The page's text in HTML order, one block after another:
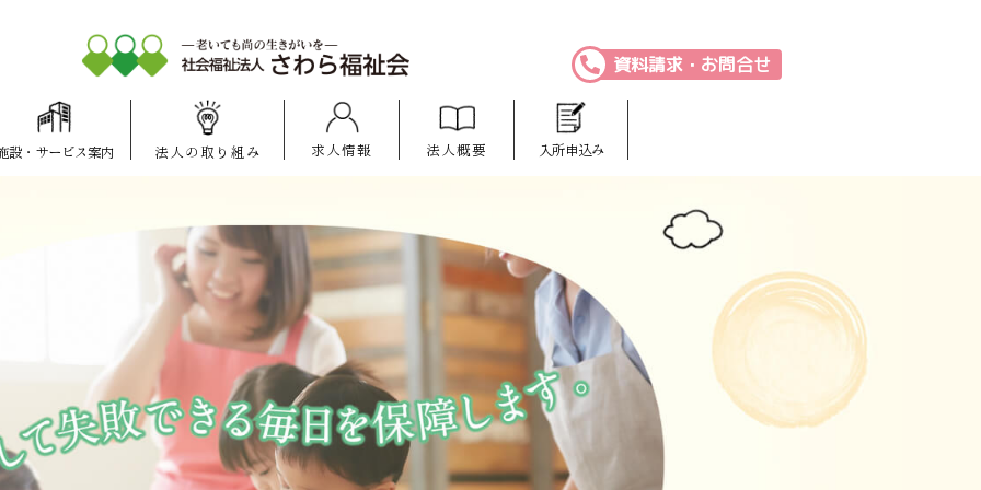
設・ サービス案内 法人の 取り組み 求人情報 法人概要 入所申込み
資料請求・お問合せ